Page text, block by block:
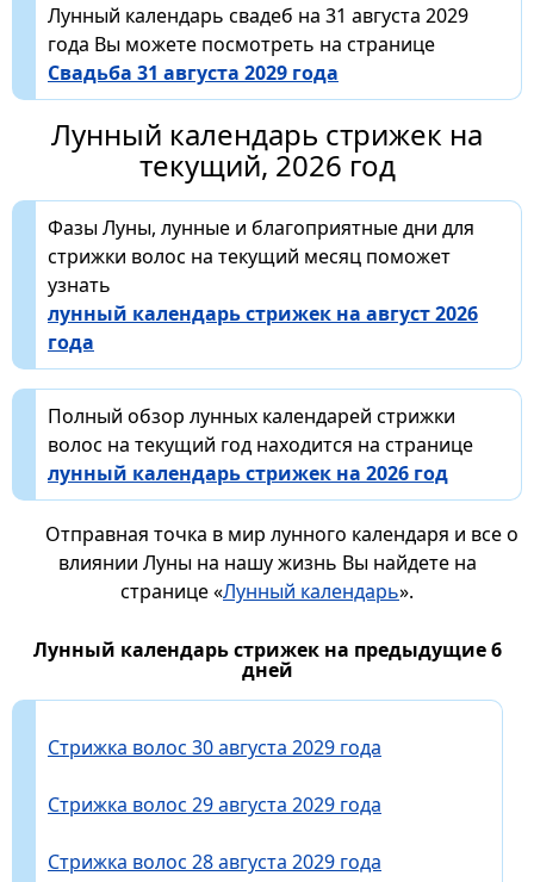
Лунный календарь свадеб на 31 августа 2029
года Вы можете посмотреть на странице
Свадьба 31 августа 2029 года
Лунный календарь стрижек на
текущий, 2026 год
Фазы Луны, лунные и благоприятные дни для
стрижки волос на текущий месяц поможет
узнать
лунный календарь стрижек на август 2026
года
Полный обзор лунных календарей стрижки
волос на текущий год находится на странице
лунный календарь стрижек на 2026 год
Отправная точка в мир лунного календаря и все о
влиянии Луны на нашу жизнь Вы найдете на
странице «Лунный календарь».
Лунный календарь стрижек на предыдущие 6
дней
Стрижка волос 30 августа 2029 года
Стрижка волос 29 августа 2029 года
Стрижка волос 28 августа 2029 года